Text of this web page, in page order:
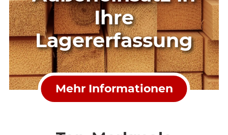
Ihre
Lagererfassung
Mehr Informationen